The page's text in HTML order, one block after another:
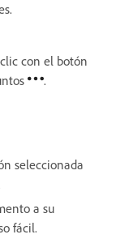
con el botón
.
seleccionada
a su
fácil.